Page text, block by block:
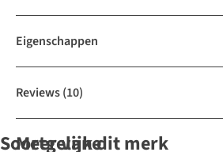
Eigenschappen
Reviews(10)
Soortgelijke
Meer van dit merk